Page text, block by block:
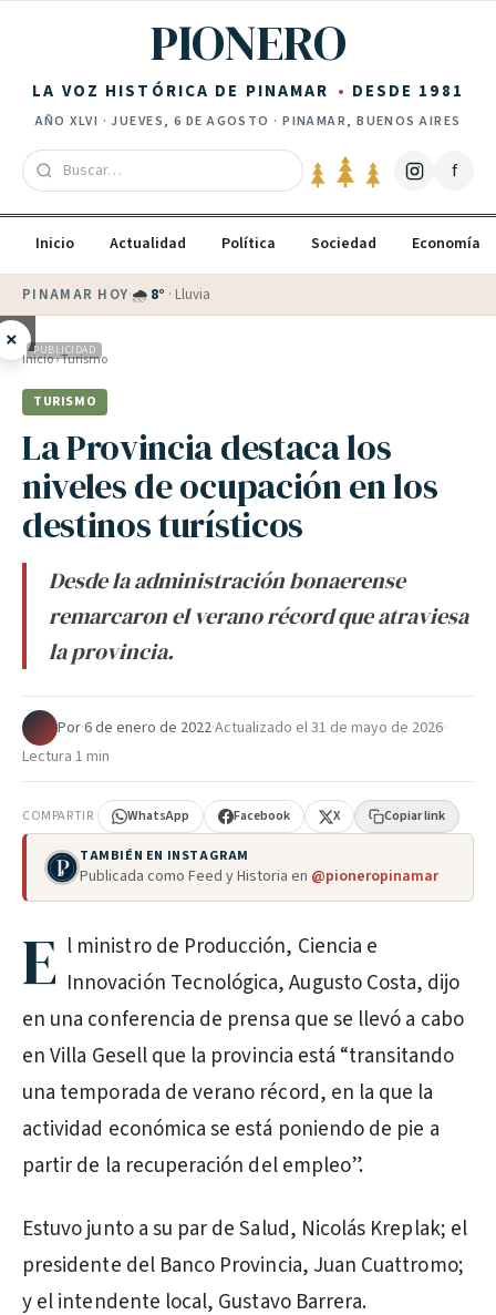
PIONERO
LA VOZ HISTÓRICA DE PINAMAR DESDE 1981
AÑOXLVI ·JUEVES, 6 DE AGOSTO · PINAMAR, BUENOS AIRES
f
Inicio Actualidad Política Sociedad Economía
PINAMAR HOY·🌧 8° · Lluvia
× PUBLICIDAD
Inicio›Turismo
TURISMO
La Provincia destaca los
niveles de ocupación en los
destinos turísticos
Desde la administración bonaerense
remarcaron el verano récord que atraviesa
la provincia.
Por·6 de enero de 2022·Actualizado el31 de mayo de 2026·
Lectura 1 min
COMPARTIR WhatsApp Facebook X Copiar link
TAMBIÉN EN INSTAGRAM
Publicada como Feed y Historia en @pioneropinamar
E l ministro de Producción, Ciencia e
Innovación Tecnológica, Augusto Costa, dijo
en una conferencia de prensa que se llevó a cabo
en Villa Gesell que la provincia está “transitando
una temporada de verano récord, en la que la
actividad económica se está poniendo de pie a
partir de la recuperación del empleo”.
Estuvo junto a su par de Salud, Nicolás Kreplak; el
presidente del Banco Provincia, Juan Cuattromo;
y el intendente local, Gustavo Barrera.